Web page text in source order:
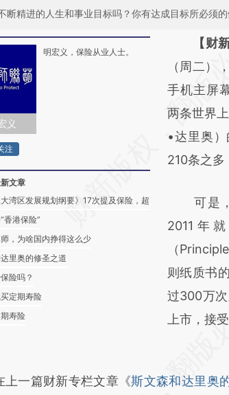
断精进的人生和事业目标吗？你有达成目标所必须
义
注
明宏义，保险从业人士。
文章
大湾区发展规划纲要》17次提及保险，超
香港保险”
，为啥国内挣得这么少
里奥的修圣之道
险吗？
定期寿险
寿险
请务必在
AI
[https://
(https://
成，可能
新观点和
【财
（周二）
手机主屏
两条世界
•达里奥
210条之多
可是，
2011年
（
则纸质书
过300万
上市，接
一篇财新专栏文章《斯文森和达里奥